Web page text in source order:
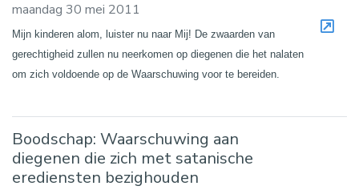
maandag 30 mei 2011
Mijn kinderen alom, luister nu naar Mij! De zwaarden van
gerechtigheid zullen nu neerkomen op diegenen die het nalaten
om zich voldoende op de Waarschuwing voor te bereiden.
Boodschap: Waarschuwing aan
diegenen die zich met satanische
erediensten bezighouden